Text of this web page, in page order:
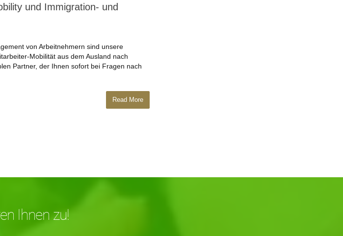
und Immigration- und
von Arbeitnehmern sind unsere
Mobilität aus dem Ausland nach
Partner, der Ihnen sofort bei Fragen nach
Read More
Ihnen zu!